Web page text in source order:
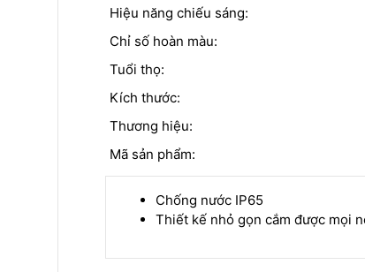
Hiệu năng chiếu sáng:
Chỉ số hoàn màu:
Tuổi thọ:
Kích thước:
Thương hiệu:
Mã sản phẩm:
Chống nước IP65
Thiết kế nhỏ gọn cắm được mọi